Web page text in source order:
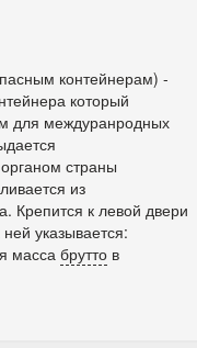
контейнерам) -
который
для междуранродных
страны
из
Крепится к левой двери
указывается:
массабрутто в